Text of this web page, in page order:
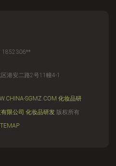
1852306**
港安二路2号11幢4-1
SGMZ.COM 化妆品研
限公司 化妆品研发版权所有